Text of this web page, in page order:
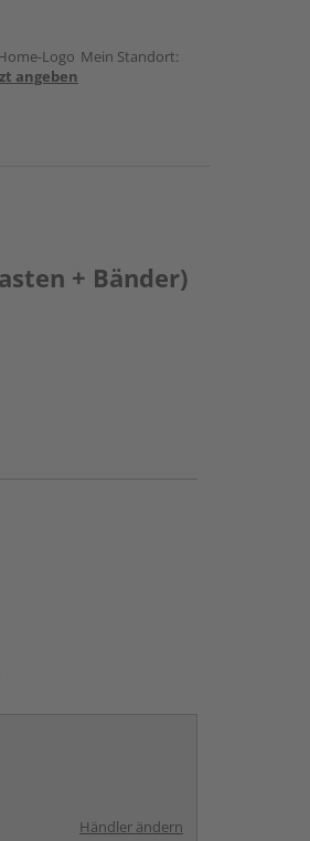
Mein Standort:
angeben
+ Bänder)
Händler ändern